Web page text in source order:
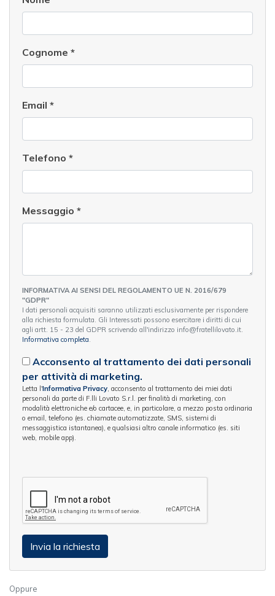
Cognome *
Email *
Telefono *
Messaggio *
INFORMATIVA AI SENSI DEL REGOLAMENTO UE N. 2016/679
"GDPR"
I dati personali acquisiti saranno utilizzati esclusivamente per rispondere
alla richiesta formulata. Gli Interessati possono esercitare i diritti di cui
agli artt. 15 - 23 del GDPR scrivendo all'indirizzo info@fratellilovato.it.
Informativa completa
Acconsento al trattamento dei dati personali
per attività di marketing.
Letta l'Informativa Privacy , acconsento al trattamento dei miei dati
personali da parte di F.lli Lovato S.r.l. per finalità di marketing, con
modalità elettroniche e/o cartacee, e, in particolare, a mezzo posta ordinaria
o email, telefono (es. chiamate automatizzate, SMS, sistemi di
messaggistica istantanea), e qualsiasi altro canale informatico (es. siti
web, mobile app).
Oppure